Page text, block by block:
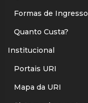
Formas de Ingresso
Quanto Custa?
Institucional
Portais URI
Mapa da URI